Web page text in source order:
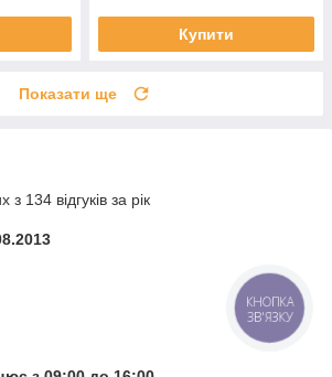
Купити
Показати ще
134 відгуків за рік
КНОПКА
ЗВ'ЯЗКУ